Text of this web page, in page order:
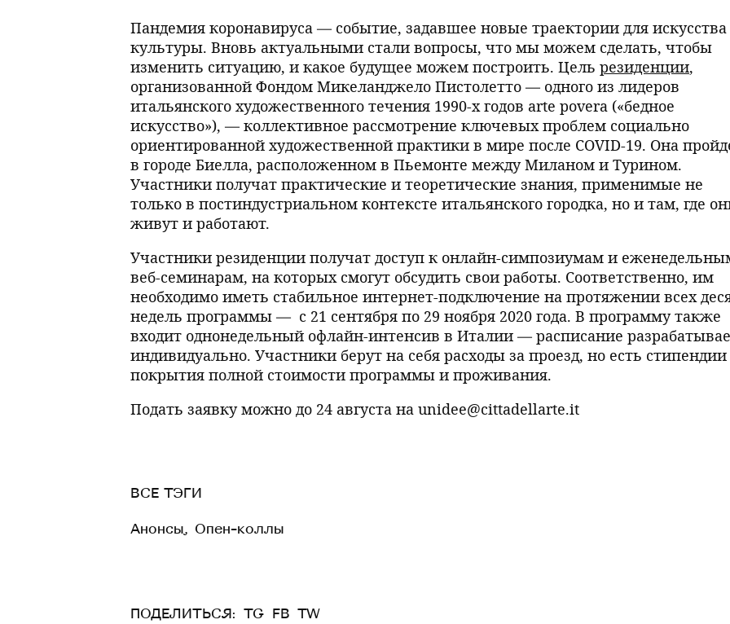
Пандемия коронавируса — событие, задавшее новые траектории для
культуры. Вновь актуальными стали вопросы, что мы можем сделать, чтобы
изменить ситуацию, и какое будущее можем построить. Цель резиденции,
организованной Фондом Микеланджело Пистолетто — одного из лидеров
итальянского художественного течения 1990-х годов arte povera («бедное
искусство»), — коллективное рассмотрение ключевых проблем социально
ориентированной художественной практики в мире после COVID-19. Она
в городе Биелла, расположенном в Пьемонте между Миланом и Турином.
Участники получат практические и теоретические знания, применимые не
только в постиндустриальном контексте итальянского городка, но и там, где
живут и работают.
Участники резиденции получат доступ к онлайн-симпозиумам и
веб-семинарам, на которых смогут обсудить свои работы. Соответственно, им
необходимо иметь стабильное интернет-подключение на протяжении всех
недель программы — с 21 сентября по 29 ноября 2020 года. В программу также
входит однонедельный офлайн-интенсив в Италии — расписание
индивидуально. Участники берут на себя расходы за проезд, но есть стипендии
покрытия полной стоимости программы и проживания.
Подать заявку можно до 24 августа на unidee@cittadellarte.it
ВСЕ ТЭГИ
Анонсы, Опен-коллы
ПОДЕЛИТЬСЯ: TG FB TW